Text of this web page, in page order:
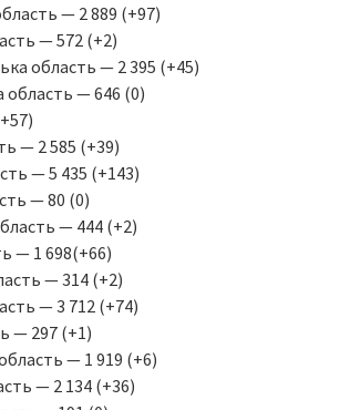
— 2 889 (+97)
— 572 (+2)
область — 2 395 (+45)
область — 646 (0)
— 2 585 (+39)
— 5 435 (+143)
— 80 (0)
— 444 (+2)
— 1 698(+66)
— 314 (+2)
— 3 712 (+74)
— 297 (+1)
— 1 919 (+6)
— 2 134 (+36)